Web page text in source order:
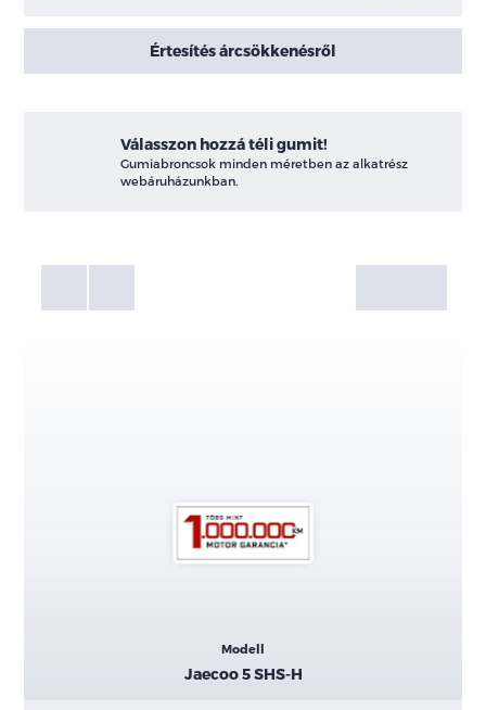
Értesítés árcsökkenésről
Válasszon hozzá téli gumit!
Gumiabroncsok minden méretben az alkatrész
webáruházunkban.
Galéria
Modell
Jaecoo 5 SHS-H